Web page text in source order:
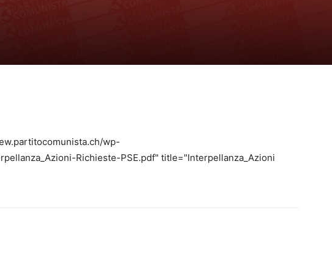
wp-
Richieste-PSE.pdf" title="Interpellanza_Azioni